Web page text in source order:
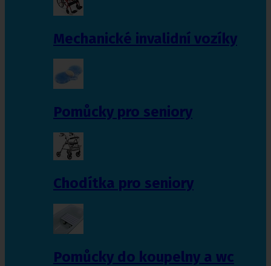
Mechanické invalidní vozíky
Pomůcky pro seniory
Chodítka pro seniory
Pomůcky do koupelny a wc